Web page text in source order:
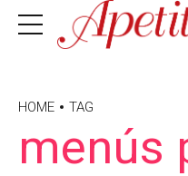
HOME TAG
menús